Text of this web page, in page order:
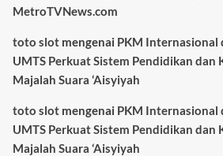
MetroTVNews.com
toto slotmengenai PKM Internasional
UMTS Perkuat Sistem Pendidikan dan
Majalah Suara ‘Aisyiyah
toto slotmengenai PKM Internasional
UMTS Perkuat Sistem Pendidikan dan
Majalah Suara ‘Aisyiyah